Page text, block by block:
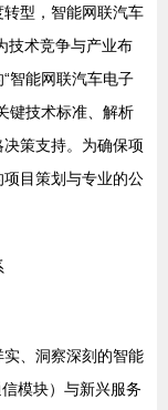
型，智能网联汽车
技术竞争与产业布
智能网联汽车电子
键技术标准、解析
策支持。为确保项
目策划与专业的公
实、洞察深刻的智能
模块）与新兴服务